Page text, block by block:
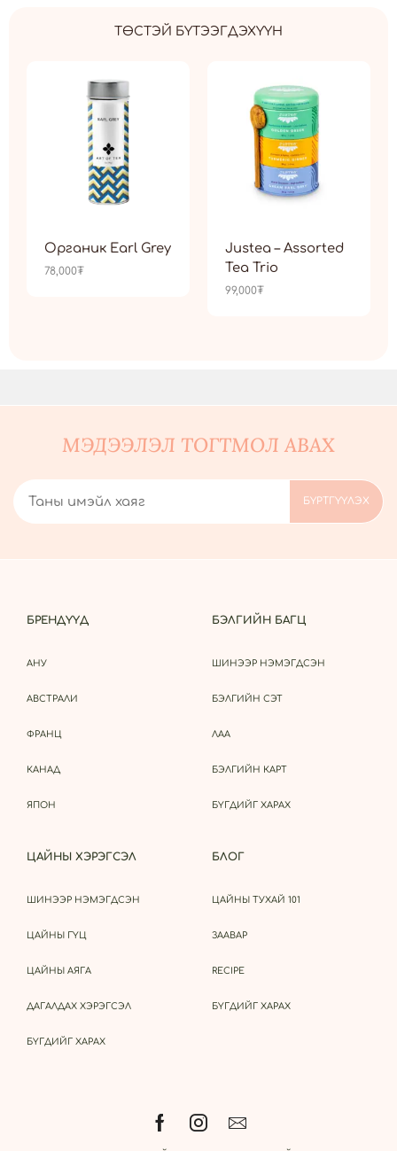
ТӨСТЭЙ БҮТЭЭГДЭХҮҮН
Органик Earl Grey
78,000₮
Justea – Assorted
Tea Trio
99,000₮
МЭДЭЭЛЭЛ ТОГТМОЛ АВАХ
БРЕНДҮҮД
АНУ
АВСТРАЛИ
ФРАНЦ
КАНАД
ЯПОН
БЭЛГИЙН БАГЦ
ШИНЭЭР НЭМЭГДСЭН
БЭЛГИЙН СЭТ
ЛАА
БЭЛГИЙН КАРТ
БҮГДИЙГ ХАРАХ
ЦАЙНЫ ХЭРЭГСЭЛ
ШИНЭЭР НЭМЭГДСЭН
ЦАЙНЫ ГҮЦ
ЦАЙНЫ АЯГА
ДАГАЛДАХ ХЭРЭГСЭЛ
БҮГДИЙГ ХАРАХ
БЛОГ
ЦАЙНЫ ТУХАЙ 101
ЗААВАР
RECIPE
БҮГДИЙГ ХАРАХ